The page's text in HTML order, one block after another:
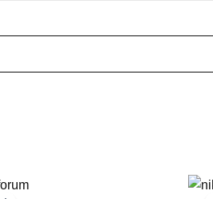
El